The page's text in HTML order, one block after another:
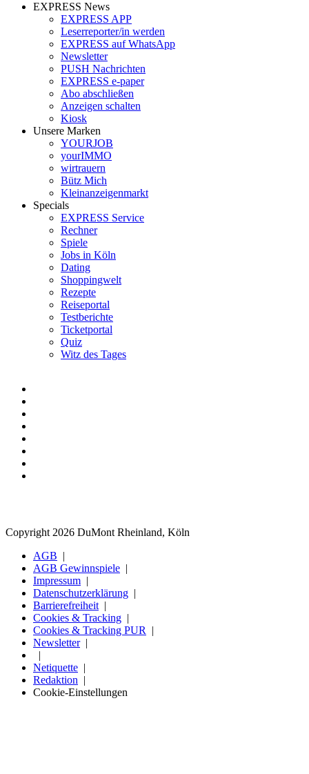
EXPRESS News
EXPRESS APP
Leserreporter/in werden
EXPRESS auf WhatsApp
Newsletter
PUSH Nachrichten
EXPRESS e-paper
Abo abschließen
Anzeigen schalten
Kiosk
Unsere Marken
YOURJOB
yourIMMO
wirtrauern
Bütz Mich
Kleinanzeigenmarkt
Specials
EXPRESS Service
Rechner
Spiele
Jobs in Köln
Dating
Shoppingwelt
Rezepte
Reiseportal
Testberichte
Ticketportal
Quiz
Witz des Tages
Copyright 2026 DuMont Rheinland, Köln
AGB
AGB Gewinnspiele
Impressum
Datenschutzerklärung
Barrierefreiheit
Cookies & Tracking
Cookies & Tracking PUR
Newsletter
Netiquette
Redaktion
Cookie-Einstellungen